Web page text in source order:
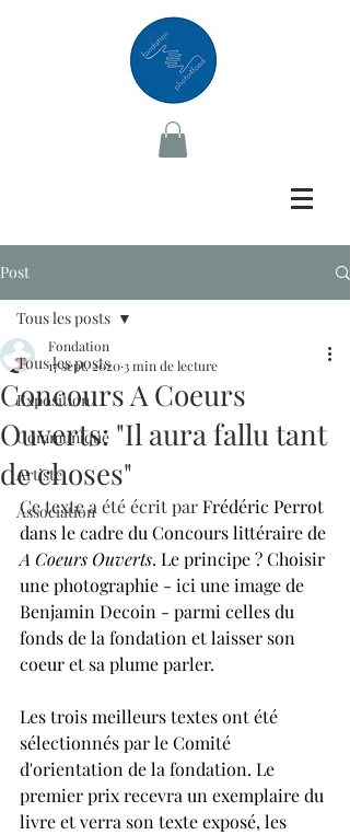
Post
Tous les posts
Exposition
Communiqué
Artiste
Association
Tous les posts
Concours A Coeurs
Ouverts: "Il aura fallu tant
de choses"
Fondation
17 sept. 2020 3 min de lecture
Ce texte a été écrit par Frédéric Perrot
dans le cadre du Concours littéraire de
A Coeurs Ouverts. Le principe ? Choisir
une photographie - ici une image de
Benjamin Decoin - parmi celles du
fonds de la fondation et laisser son
coeur et sa plume parler.
Les trois meilleurs textes ont été
sélectionnés par le Comité
d'orientation de la fondation. Le
premier prix recevra un exemplaire du
livre et verra son texte exposé, les